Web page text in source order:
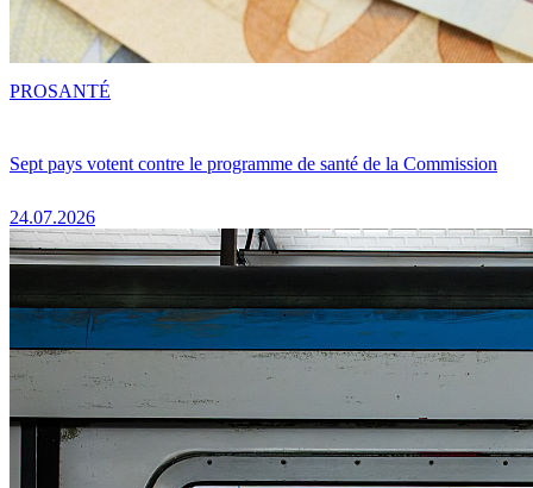
Sept pays votent contre le programme de santé de la Commission
24.07.2026
PROSANTÉ